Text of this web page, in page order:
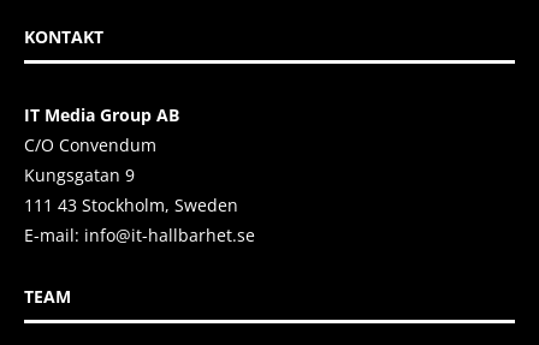
KONTAKT
IT Media Group AB
C/O Convendum
Kungsgatan 9
111 43 Stockholm, Sweden
E-mail: info@it-hallbarhet.se
TEAM